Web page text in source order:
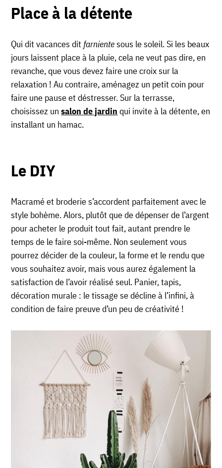
Place à la détente
Qui dit vacances dit farnientesous le soleil. Si les beaux
jours laissent place à la pluie, cela ne veut pas dire, en
revanche, que vous devez faire une croix sur la
relaxation ! Au contraire, aménagez un petit coin pour
faire une pause et déstresser. Sur la terrasse,
choisissez unsalon de jardin qui invite à la détente, en
installant un hamac.
Le DIY
Macramé et broderie s’accordent parfaitement avec le
style bohème. Alors, plutôt que de dépenser de l’argent
pour acheter le produit tout fait, autant prendre le
temps de le faire soi-même. Non seulement vous
pourrez décider de la couleur, la forme et le rendu que
vous souhaitez avoir, mais vous aurez également la
satisfaction de l’avoir réalisé seul. Panier, tapis,
décoration murale : le tissage se décline à l’infini, à
condition de faire preuve d’un peu de créativité !